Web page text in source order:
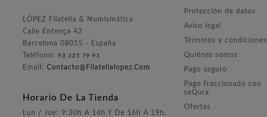
LÓPEZ Filatelia & Numismática
Calle Entença 42
Barcelona 08015 - España
Teléfono: 93 325 79 93
Email: Contacto@filatelialopez.com
Horario De La Tienda
Lun / Jue: 9:30h A 14h Y De 16h A 19h.
Protección de datos
Aviso legal
Términos y condiciones
Quiénes somos
Pago seguro
Pago fraccionado con
seQura
Ofertas